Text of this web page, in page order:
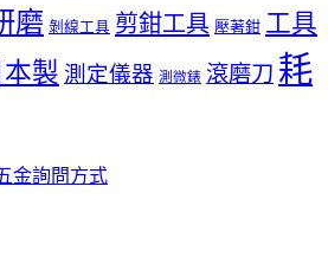
磨 剝線工具 剪鉗工具 壓著鉗 工具
本製 測定儀器 測微錶 滾磨刀 耗
金詢問方式